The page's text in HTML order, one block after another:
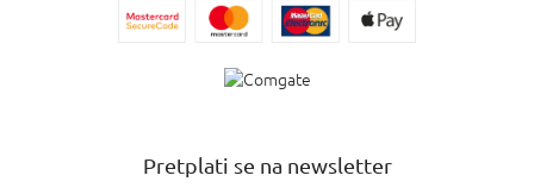
Pretplati se na newsletter